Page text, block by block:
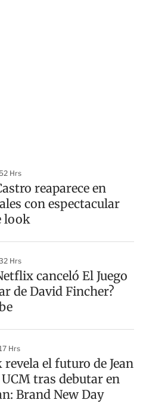
Hrs
reaparece en
con espectacular
look
Hrs
canceló El Juego
de David Fincher?
Hrs
revela el futuro de Jean
tras debutar en
Brand New Day